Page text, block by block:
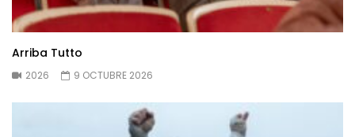
Arriba Tutto
2026 9 OCTUBRE 2026